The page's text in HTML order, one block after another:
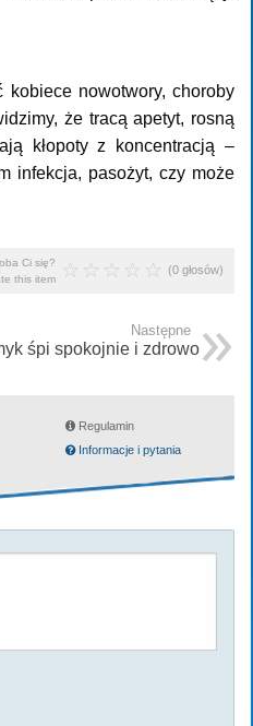
nowotwory, choroby
że tracą apetyt, rosną
kłopoty z koncentracją –
infekcja, pasożyt, czy może
Ci się?
this item
(0 głosów)
Następne
śpi spokojnie i zdrowo
Regulamin
Informacje i pytania